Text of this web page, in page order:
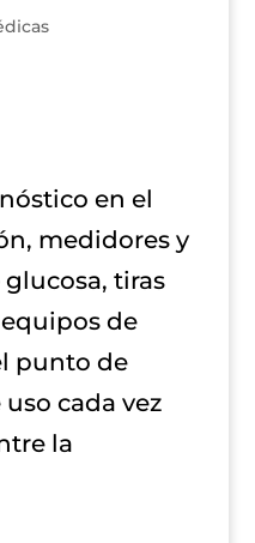
en el
medidores y
tiras
de
punto de
cada vez
la